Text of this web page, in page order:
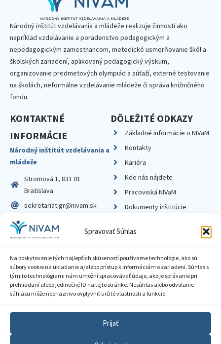
Spravovať Súhlas
Na poskytovanie tých najlepších skúseností používame technológie, ako sú
súbory cookie na ukladanie a/alebo prístup k informáciám o zariadení. Súhlas s
týmito technológiami nám umožní spracovávať údaje, ako je správanie pri
prehliadaní alebo jedinečné ID na tejto stránke. Nesúhlas alebo odvolanie
súhlasu môže nepriaznivo ovplyvniť určité vlastnosti a funkcie.
Prijať
Národný inštitút vzdelávania a mládeže realizuje činnosti ako
napríklad vzdelávanie a poradenstvo pedagogickým a
nepedagogickým zamestnancom, metodické usmerňovanie škôl a
školských zariadení, aplikovaný pedagogický výskum,
organizovanie predmetových olympiád a súťaží, externé testovanie
na školách, neformálne vzdelávanie mládeže či správa knižničného
fondu.
KONTAKTNÉ
INFORMÁCIE
Národný inštitút vzdelávania a
mládeže
Stromová 1, 831 01
Bratislava
sekretariat.gr@nivam.sk
IČO: 00164348
DIČ: 2020798714
DÔLEŽITÉ ODKAZY
Základné informácie o NIVaM
Kontakty
Kariéra
Kde nás nájdete
Pracoviská NIVaM
Dokumenty inštitúcie
Zásady ochrany súkromia
Sprístupnenie informácií